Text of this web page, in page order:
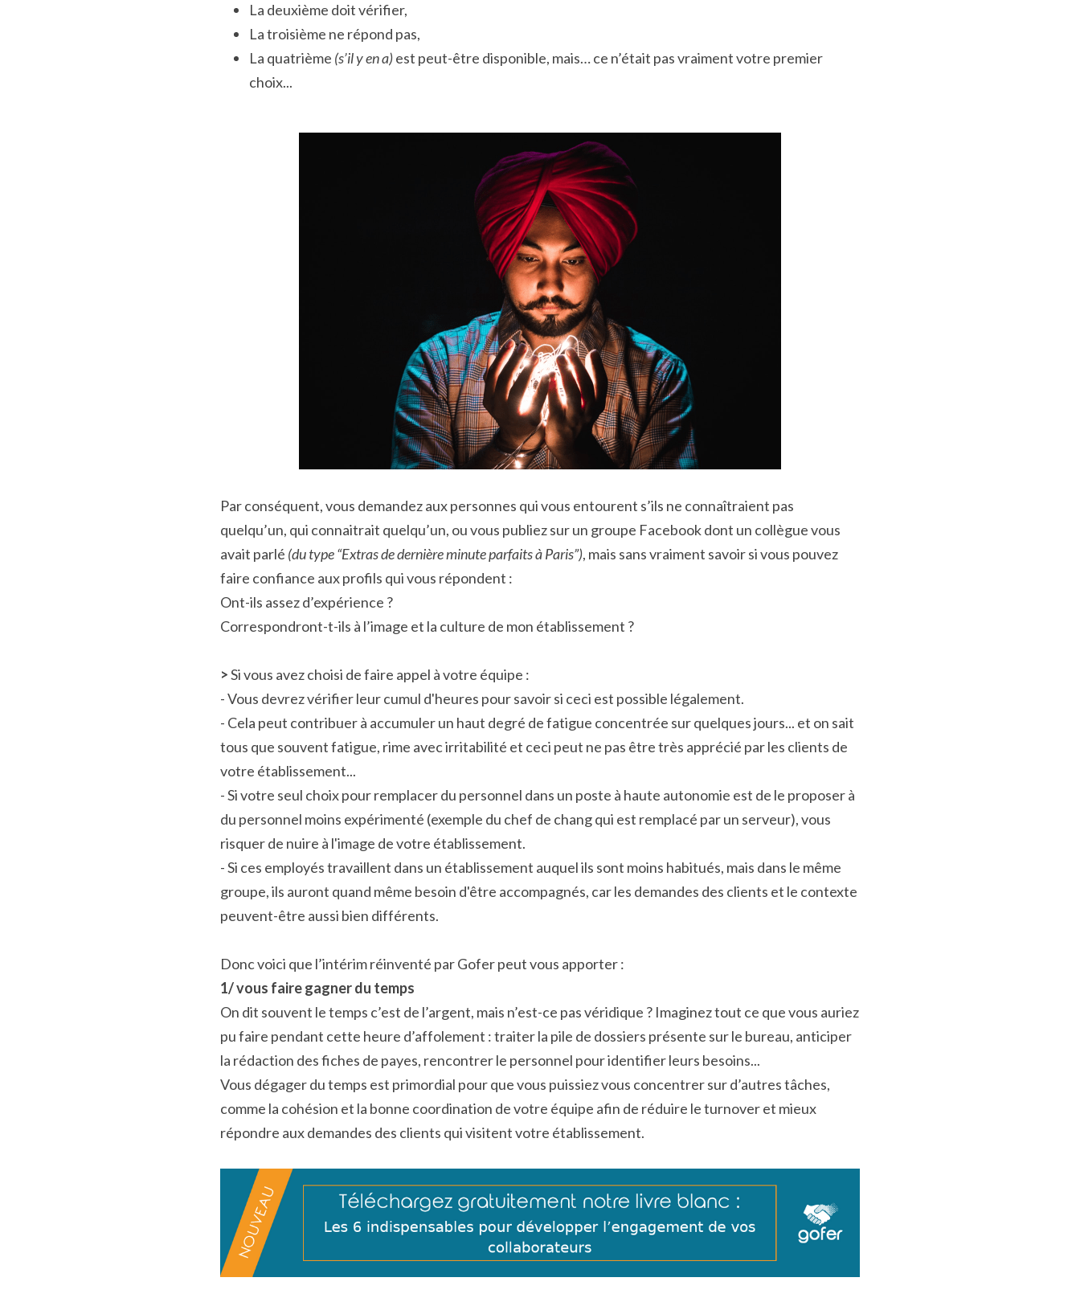
La deuxième doit vérifier,
La troisième ne répond pas,
La quatrième (s’il y en a) est peut-être disponible, mais… ce n’était pas vraiment votre premier
choix...
Par conséquent, vous demandez aux personnes qui vous entourent s’ils ne connaîtraient pas
quelqu’un, qui connaitrait quelqu’un, ou vous publiez sur un groupe Facebook dont un collègue vous
avait parlé (du type “Extras de dernière minute parfaits à Paris”), mais sans vraiment savoir si vous pouvez
faire confiance aux profils qui vous répondent :
Ont-ils assez d’expérience ?
Correspondront-t-ils à l’image et la culture de mon établissement ?
> Si vous avez choisi de faire appel à votre équipe :
- Vous devrez vérifier leur cumul d'heures pour savoir si ceci est possible légalement.
- Cela peut contribuer à accumuler un haut degré de fatigue concentrée sur quelques jours... et on sait
tous que souvent fatigue, rime avec irritabilité et ceci peut ne pas être très apprécié par les clients de
votre établissement...
- Si votre seul choix pour remplacer du personnel dans un poste à haute autonomie est de le proposer à
du personnel moins expérimenté (exemple du chef de chang qui est remplacé par un serveur), vous
risquer de nuire à l'image de votre établissement.
- Si ces employés travaillent dans un établissement auquel ils sont moins habitués, mais dans le même
groupe, ils auront quand même besoin d'être accompagnés, car les demandes des clients et le contexte
peuvent-être aussi bien différents.
Donc voici que l’intérim réinventé par Gofer peut vous apporter :
1/ vous faire gagner du temps
On dit souvent le temps c’est de l’argent, mais n’est-ce pas véridique ? Imaginez tout ce que vous auriez
pu faire pendant cette heure d’affolement : traiter la pile de dossiers présente sur le bureau, anticiper
la rédaction des fiches de payes, rencontrer le personnel pour identifier leurs besoins...
Vous dégager du temps est primordial pour que vous puissiez vous concentrer sur d’autres tâches,
comme la cohésion et la bonne coordination de votre équipe afin de réduire le turnover et mieux
répondre aux demandes des clients qui visitent votre établissement.